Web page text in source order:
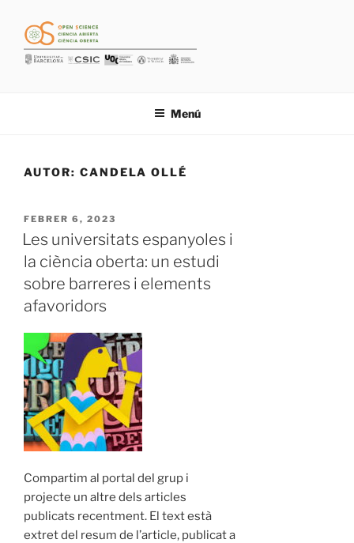
contingut
Menú
AUTOR: CANDELA OLLÉ
PUBLICAT
A
FEBRER 6, 2023
Les universitats espanyoles i
la ciència oberta: un estudi
sobre barreres i elements
afavoridors
Compartim al portal del grup i
projecte un altre dels articles
publicats recentment. El text està
extret del resum de l’article, publicat a